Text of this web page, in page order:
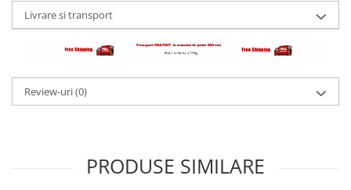
Livrare si transport
Review-uri(0)
PRODUSE SIMILARE